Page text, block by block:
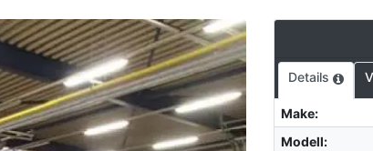
Details
Make:
Modell: